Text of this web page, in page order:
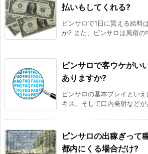
払いもしてくれる?
ピンサロで1日に貰える給料
か? また、ピンサロは風俗の
ピンサロで客ウケがい
ありますか?
ピンサロの基本プレイといえ
キス、そして口内発射など
ピンサロの出稼ぎって
都内にくる場合だけ?